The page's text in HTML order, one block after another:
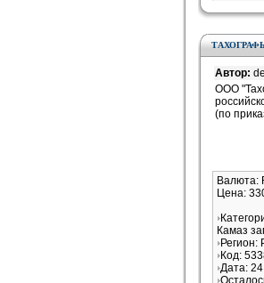
Автор:
ООО
(по
Валюта:
Цена:
Камаз
Регион:
Код:
Дата: